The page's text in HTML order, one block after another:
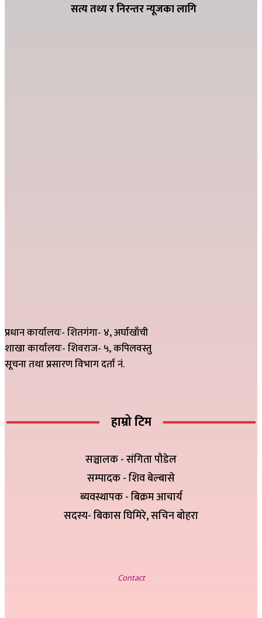
सत्य तथ्य र निरन्तर न्यूजका लागि
प्रधान कार्यालयः- शितगंगा- ४, अर्घाखाँची
शाखा कार्यालयः- शिवराज- ५, कपिलवस्तु
सूचना तथा प्रसारण विभाग दर्ता नं.
हाम्रो टिम
सञ्चालक - संगिता पौडेल
सम्पादक - शिव बेल्बासे
ब्यवस्थापक - बिक्रम आचार्य
सदस्य- बिकास घिमिरे, सचिन बोहरा
Contact